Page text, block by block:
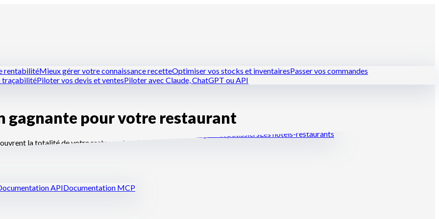
rentabilitéMieux gérer votre connaissance recetteOptimiser vos stocks et inventairesPasser vos commandes
traçabilitéPiloter vos devis et ventesPiloter avec Claude, ChatGPT ou API
Les boulangers et pâtissiersLes hôtels-restaurants
APIDocumentation MCP
gagnante pour votre restaurant
la totalité de votre restaurant — des plannings aux fiches techniques, du pointage au food cost.